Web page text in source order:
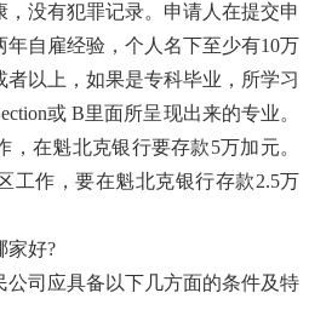
没有犯罪记录。申请人在提交申
自雇经验，个人名下至少有10万
以上，如果是专科毕业，所学习
或 B里面所呈现出来的专业。
在魁北克银行要存款5万加元。
工作，要在魁北克银行存款2.5万
好?
司应具备以下几方面的条件及特